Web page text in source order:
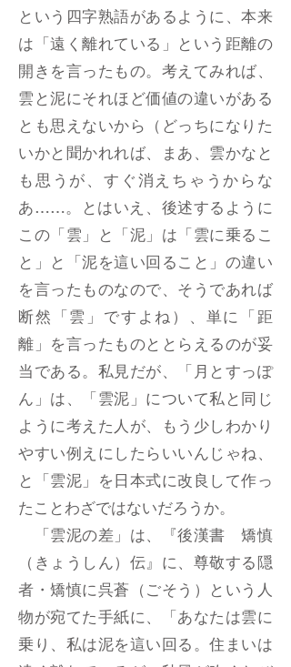
という四字熟語があるように、本来
は「遠く離れている」という距離の
開きを言ったもの。考えてみれば、
雲と泥にそれほど価値の違いがある
とも思えないから（どっちになりた
いかと聞かれれば、まあ、雲かなと
も思うが、すぐ消えちゃうからな
あ……。とはいえ、後述するように
この「雲」と「泥」は「雲に乗るこ
と」と「泥を這い回ること」の違い
を言ったものなので、そうであれば
断然「雲」ですよね）、単に「距
離」を言ったものととらえるのが妥
当である。私見だが、「月とすっぽ
ん」は、「雲泥」について私と同じ
ように考えた人が、もう少しわかり
やすい例えにしたらいいんじゃね、
と「雲泥」を日本式に改良して作っ
たことわざではないだろうか。
「雲泥の差」は、『後漢書 矯慎
（きょうしん）伝』に、尊敬する隠
者・矯慎に呉蒼（ごそう）という人
物が宛てた手紙に、「あなたは雲に
乗り、私は泥を這い回る。住まいは